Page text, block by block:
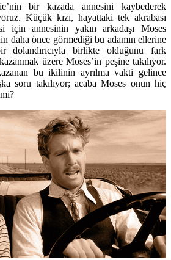
bir kazada annesini kaybederek
Küçük kızı, hayattaki tek akrabası
için annesinin yakın arkadaşı Moses
daha önce görmediği bu adamın ellerine
dolandırıcıyla birlikte olduğunu fark
üzere Moses’in peşine takılıyor.
bu ikilinin ayrılma vakti gelince
soru takılıyor; acaba Moses onun hiç